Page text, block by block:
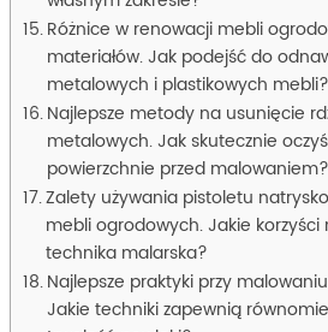
Różnice w renowacji mebli
materiałów. Jak podejść do
metalowych i plastikowych mebli?
Najlepsze metody na usunięcie
metalowych. Jak skutecznie
powierzchnie przed malowaniem?
Zalety używania pistoletu
mebli ogrodowych. Jakie korzyści
technika malarska?
Najlepsze praktyki przy
Jakie techniki zapewnią